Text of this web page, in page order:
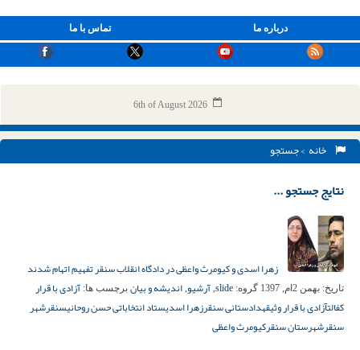
تماس با ما درباره ما
6th of August 2026
خانه > جستجو
نتایج جستجو ...
زهرا اسدی و کیومرث واعظی در دادگاه انقلاب سنقر تفهیم اتهام شدند
تاریخ: بهمن 2ام, 1397 گروه: slide
, آرشیو, اندیشه و بیان برچسب ها: آزادی با قرار
کفالتآزادی با قرار وثیقهدادستانی سنقرزهرا اسدیستاد انتخاباتی حسن روحانیسنقرشهر
سنقرشهرستان سنقرکیومرث واعظی